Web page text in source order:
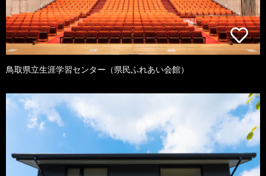
鳥取県立生涯学習センター（県民ふれあい会館）